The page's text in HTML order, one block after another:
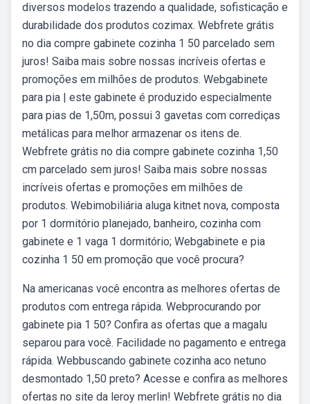
diversos modelos trazendo a qualidade, sofisticação e
durabilidade dos produtos cozimax. Webfrete grátis
no dia compre gabinete cozinha 1 50 parcelado sem
juros! Saiba mais sobre nossas incríveis ofertas e
promoções em milhões de produtos. Webgabinete
para pia | este gabinete é produzido especialmente
para pias de 1,50m, possui 3 gavetas com corrediças
metálicas para melhor armazenar os itens de.
Webfrete grátis no dia compre gabinete cozinha 1,50
cm parcelado sem juros! Saiba mais sobre nossas
incríveis ofertas e promoções em milhões de
produtos. Webimobiliária aluga kitnet nova, composta
por 1 dormitório planejado, banheiro, cozinha com
gabinete e 1 vaga 1 dormitório; Webgabinete e pia
cozinha 1 50 em promoção que você procura?
Na americanas você encontra as melhores ofertas de
produtos com entrega rápida. Webprocurando por
gabinete pia 1 50? Confira as ofertas que a magalu
separou para você. Facilidade no pagamento e entrega
rápida. Webbuscando gabinete cozinha aco netuno
desmontado 1,50 preto? Acesse e confira as melhores
ofertas no site da leroy merlin! Webfrete grátis no dia